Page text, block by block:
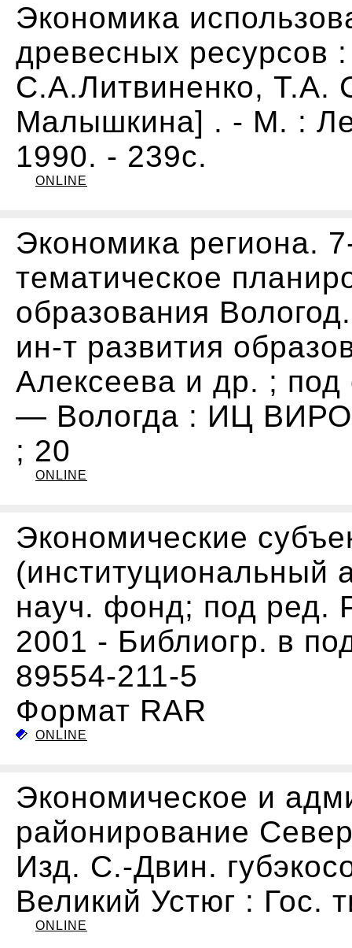
Экономика
древесных
С.А.Литвиненко, Т.А.
Малышкина] . - М. :
1990. - 239с.
ONLINE
Экономика региона.
тематическое
образования
ин-т развития
Алексеева и др. ;
— Вологда : ИЦ
; 20
ONLINE
Экономические
(институциональный
науч. фонд; под ред.
2001 - Библиогр. в
89554-211-5
Формат RAR
ONLINE
Экономическое и
районирование
Изд. С.-Двин.
Великий Устюг : Гос.
ONLINE